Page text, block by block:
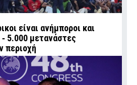
είναι ανήμποροι και
5.000 μετανάστες
περιοχή